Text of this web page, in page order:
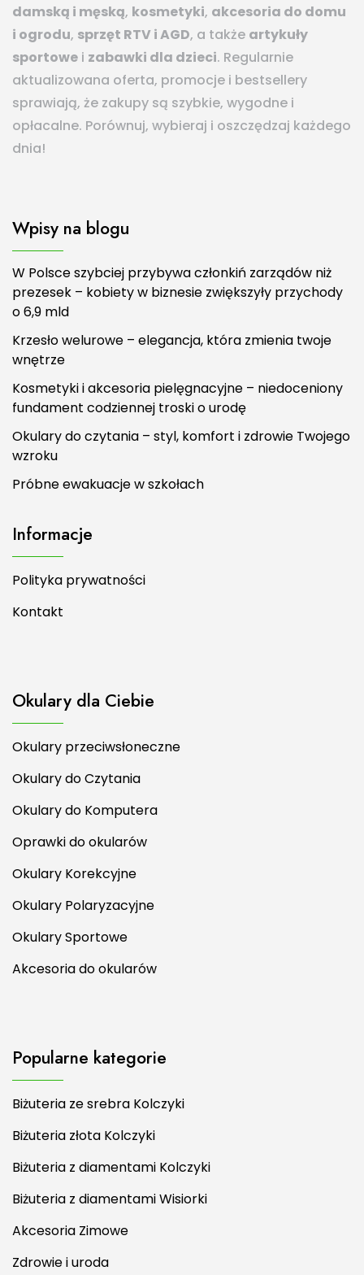
damską i męską, kosmetyki, akcesoria do domu
i ogrodu, sprzęt RTV i AGD, a także artykuły
sportowe i zabawki dla dzieci. Regularnie
aktualizowana oferta, promocje i bestsellery
sprawiają, że zakupy są szybkie, wygodne i
opłacalne. Porównuj, wybieraj i oszczędzaj każdego
dnia!
Wpisy na blogu
W Polsce szybciej przybywa członkiń zarządów niż
prezesek – kobiety w biznesie zwiększyły przychody
o 6,9 mld
Krzesło welurowe – elegancja, która zmienia twoje
wnętrze
Kosmetyki i akcesoria pielęgnacyjne – niedoceniony
fundament codziennej troski o urodę
Okulary do czytania – styl, komfort i zdrowie Twojego
wzroku
Próbne ewakuacje w szkołach
Informacje
Polityka prywatności
Kontakt
Okulary dla Ciebie
Okulary przeciwsłoneczne
Okulary do Czytania
Okulary do Komputera
Oprawki do okularów
Okulary Korekcyjne
Okulary Polaryzacyjne
Okulary Sportowe
Akcesoria do okularów
Popularne kategorie
Biżuteria ze srebra Kolczyki
Biżuteria złota Kolczyki
Biżuteria z diamentami Kolczyki
Biżuteria z diamentami Wisiorki
Akcesoria Zimowe
Zdrowie i uroda